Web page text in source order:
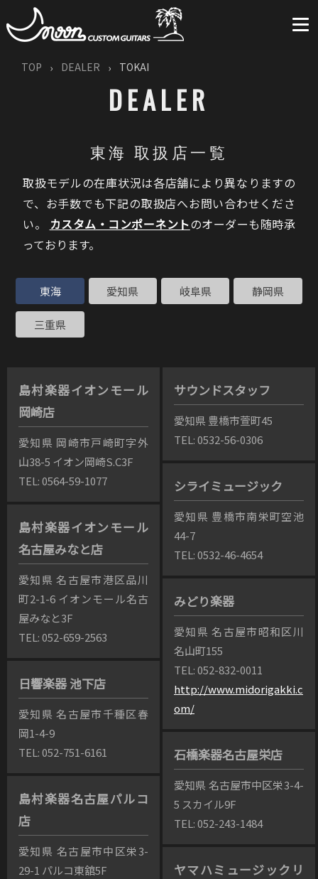
TOP DEALER TOKAI
DEALER
東海 取扱店一覧
取扱モデルの在庫状況は各店舗により異なりますの
で、お手数でも下記の取扱店へお問い合わせくださ
い。
カスタム・コンポーネントのオーダーも随時承
っております。
東海 愛知県 岐阜県 静岡県
三重県
島村楽器イオンモール
岡崎店
愛知県 岡崎市戸崎町字外
山38-5 イオン岡崎S.C3F
TEL: 0564-59-1077
サウンドスタッフ
愛知県 豊橋市萱町45
TEL: 0532-56-0306
シライミュージック
愛知県 豊橋市南栄町空池
44-7
TEL: 0532-46-4654
島村楽器イオンモール
名古屋みなと店
愛知県 名古屋市港区品川
町2-1-6 イオンモール名古
屋みなと3F
TEL: 052-659-2563
みどり楽器
愛知県 名古屋市昭和区川
名山町155
TEL: 052-832-0011
http://www.midorigakki.c
om/
日響楽器 池下店
愛知県 名古屋市千種区春
岡1-4-9
TEL: 052-751-6161
石橋楽器名古屋栄店
愛知県 名古屋市中区栄3-4-
5 スカイル9F
TEL: 052-243-1484
島村楽器名古屋パルコ
店
愛知県 名古屋市中区栄3-
29-1 パルコ東舘5F
ヤマハミュージックリ